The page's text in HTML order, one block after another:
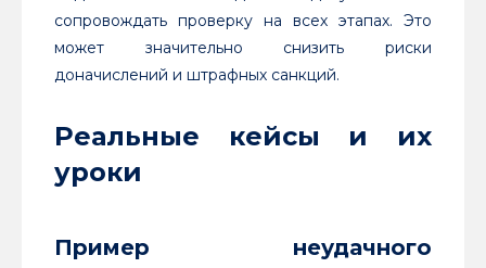
сопровождать проверку на всех этапах. Это
может значительно снизить риски
доначислений и штрафных санкций.
Реальные кейсы и их
уроки
Пример неудачного